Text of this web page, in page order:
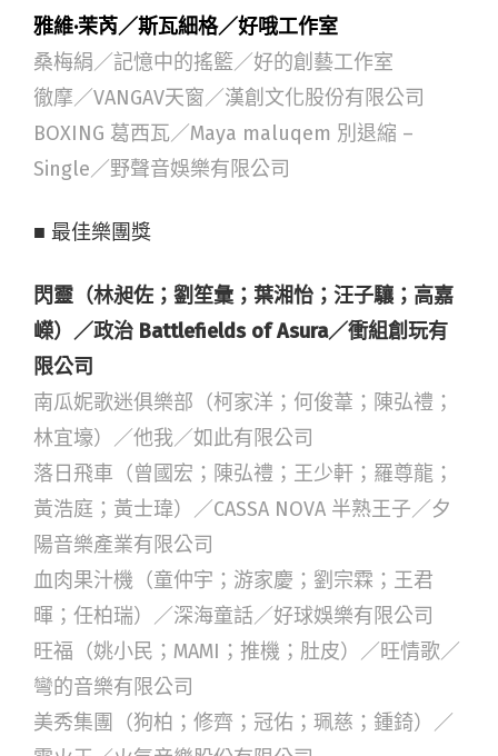
雅維·茉芮／斯瓦細格／好哦工作室
桑梅絹／記憶中的搖籃／好的創藝工作室
徹摩／VANGAV天窗／漢創文化股份有限公司
BOXING 葛西瓦／Maya maluqem 別退縮 –
Single／野聲音娛樂有限公司
■ 最佳樂團獎
閃靈（林昶佐；劉笙彙；葉湘怡；汪子驤；高嘉
嶸）／政治 Battlefields of Asura／衝組創玩有
限公司
南瓜妮歌迷俱樂部（柯家洋；何俊葦；陳弘禮；
林宜壕）／他我／如此有限公司
落日飛車（曾國宏；陳弘禮；王少軒；羅尊龍；
黃浩庭；黃士瑋）／CASSA NOVA 半熟王子／夕
陽音樂產業有限公司
血肉果汁機（童仲宇；游家慶；劉宗霖；王君
暉；任柏瑞）／深海童話／好球娛樂有限公司
旺福（姚小民；MAMI；推機；肚皮）／旺情歌／
彎的音樂有限公司
美秀集團（狗柏；修齊；冠佑；珮慈；鍾錡）／